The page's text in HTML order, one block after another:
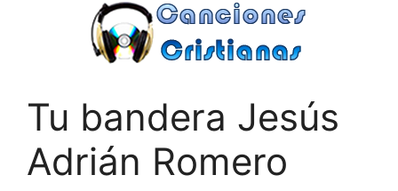
Tu bandera Jesús
Adrián Romero